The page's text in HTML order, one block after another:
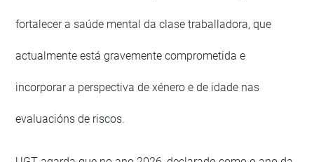
fortalecer a saúde mental da clase traballadora, que
actualmente está gravemente comprometida e
incorporar a perspectiva de xénero e de idade nas
evaluacións de riscos.